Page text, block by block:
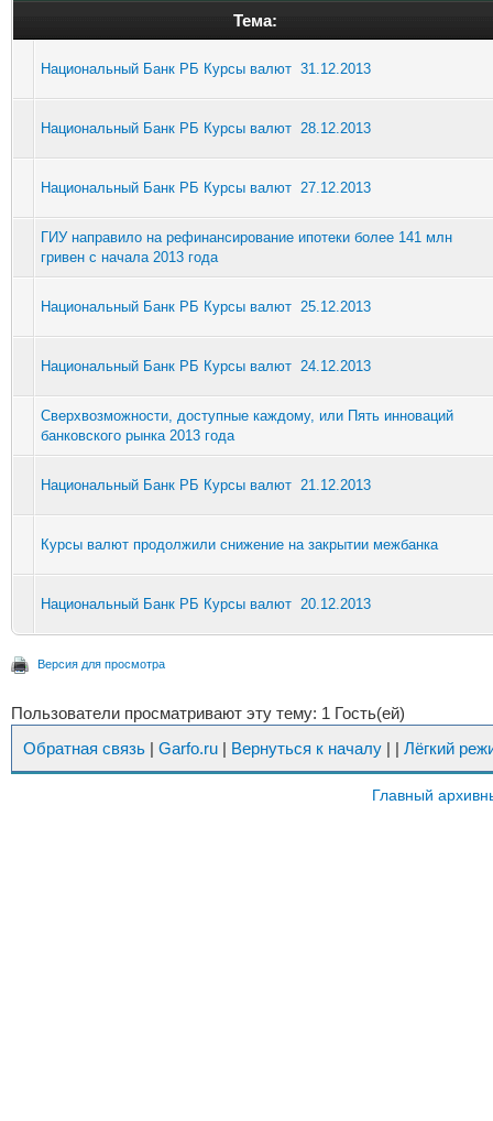
Тема:
Национальный Банк РБ Курсы валют 31.12.2013
Национальный Банк РБ Курсы валют 28.12.2013
Национальный Банк РБ Курсы валют 27.12.2013
ГИУ направило на рефинансирование ипотеки более 141 млн
гривен с начала 2013 года
Национальный Банк РБ Курсы валют 25.12.2013
Национальный Банк РБ Курсы валют 24.12.2013
Сверхвозможности, доступные каждому, или Пять инноваций
банковского рынка 2013 года
Национальный Банк РБ Курсы валют 21.12.2013
Курсы валют продолжили снижение на закрытии межбанка
Национальный Банк РБ Курсы валют 20.12.2013
Версия для просмотра
Пользователи просматривают эту тему: 1 Гость(ей)
Обратная связь | Garfo.ru | Вернуться к началу | | Лёгкий
Главный